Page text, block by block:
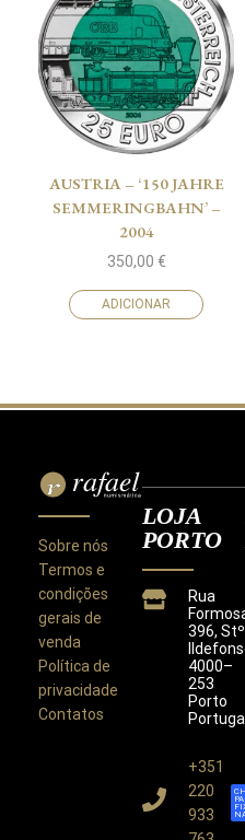
AUSTRIA – ‘150 JAHRE
SEMMERINGBAHN’ –
2004
350,00 €
ADICIONAR
Este site utiliza cookies
Ao utilizar este site
Sobre nós
Termos e
condições
gerais de
venda
Política de
privacidade
Contatos
LOJA
PORTO
Rua
396, Stº
4000–
253
Porto
Portugal
+351
220
933